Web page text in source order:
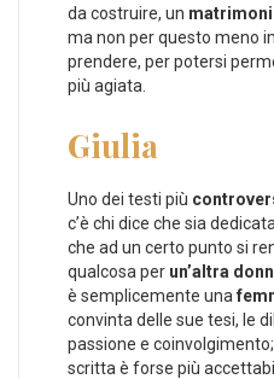
da costruire, un
ma non per questo meno
prendere, per potersi
più agiata.
Giulia
Uno dei testi più
c’è chi dice che sia
che ad un certo punto si
qualcosa per un’altra
è semplicemente una
convinta delle sue tesi, le
passione e
scritta è forse più